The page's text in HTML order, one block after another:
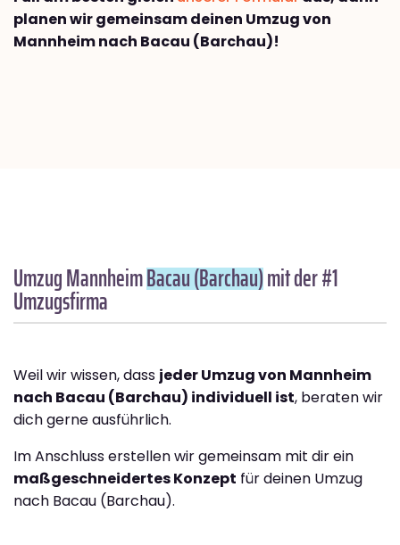
planen wir gemeinsam deinen Umzug von
Mannheim nach Bacau (Barchau)!
Umzug MannheimBacau (Barchau)mit der #1
Umzugsfirma
Weil wir wissen, dass jeder Umzug von Mannheim
nach Bacau (Barchau) individuell ist, beraten wir
dich gerne ausführlich.
Im Anschluss erstellen wir gemeinsam mit dir ein
maßgeschneidertes Konzept für deinen Umzug
nach Bacau (Barchau).